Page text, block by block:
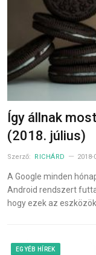
Így állnak
(2018. július)
Szerző: RICHÁRD 2018-
A Google minden
Android rendszert
hogy ezek az
EGYÉB HÍREK